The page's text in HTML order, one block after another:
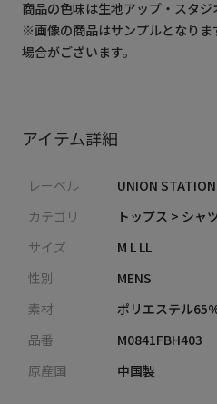
商品の色味は生地アップ・スタジ
※画像の商品はサンプルとなりま
場合がございます。
アイテム詳細
レーベル
UNION STATION
カテゴリ
トップス > シャ
サイズ
M L LL
性別
MENS
素材
ポリエステル
品番
M0841FBH403
原産国
中国製